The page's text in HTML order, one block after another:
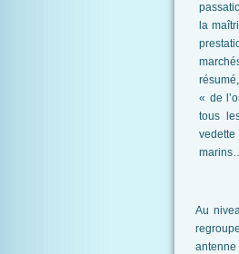
la
« de
tous
vedette
Au
antenne